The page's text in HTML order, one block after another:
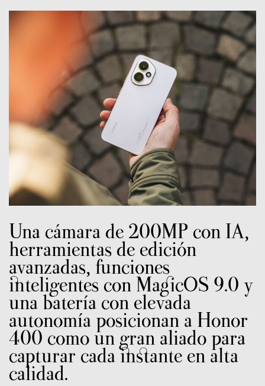
Una cámara de 200MP con IA,
herramientas de edición
avanzadas, funciones
inteligentes con MagicOS 9.0 y
una batería con elevada
autonomía posicionan a Honor
400 como un gran aliado para
capturar cada instante en alta
calidad.